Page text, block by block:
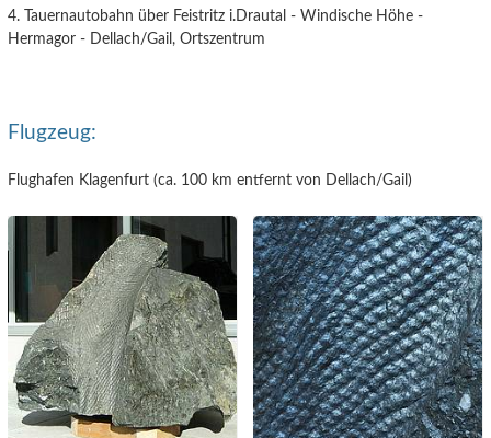
4. Tauernautobahn über Feistritz i.Drautal - Windische Höhe -
Hermagor - Dellach/Gail, Ortszentrum
Flugzeug:
Flughafen Klagenfurt (ca. 100 km entfernt von Dellach/Gail)